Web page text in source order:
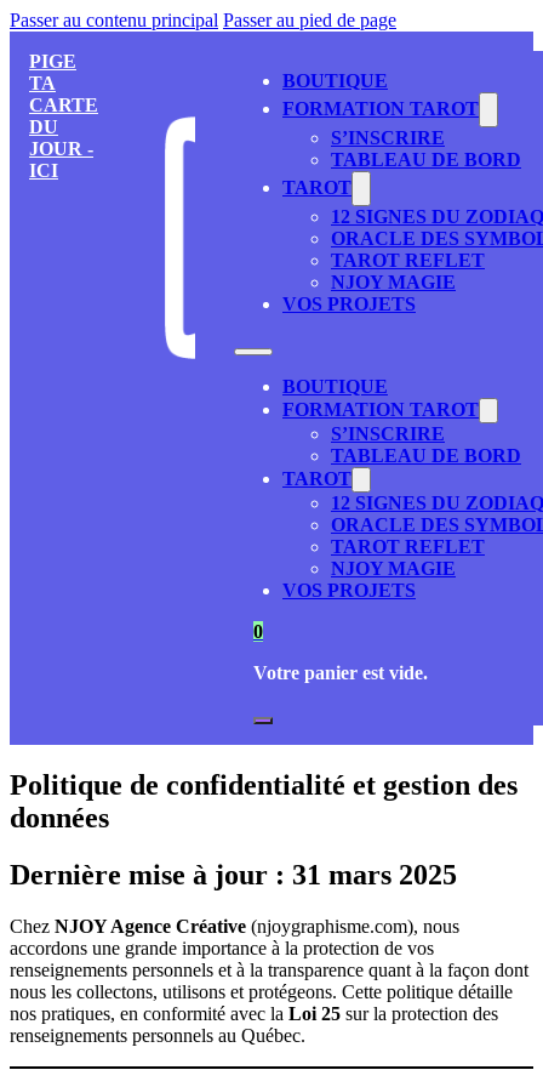
Passer au contenu principal Passer au pied de page
PIGE
TA
CARTE
DU
JOUR -
ICI
BOUTIQUE
FORMATION TAROT
S’INSCRIRE
TABLEAU DE BORD
TAROT
12 SIGNES DU
ORACLE DES
TAROT REFLET
NJOY MAGIE
VOS PROJETS
BOUTIQUE
FORMATION TAROT
S’INSCRIRE
TABLEAU DE BORD
TAROT
12 SIGNES DU
ORACLE DES
TAROT REFLET
NJOY MAGIE
VOS PROJETS
0
Votre panier est vide.
Politique de confidentialité et gestion des
données
Dernière mise à jour : 31 mars 2025
Chez NJOY Agence Créative (njoygraphisme.com), nous
accordons une grande importance à la protection de vos
renseignements personnels et à la transparence quant à la façon dont
nous les collectons, utilisons et protégeons. Cette politique détaille
nos pratiques, en conformité avec la Loi 25 sur la protection des
renseignements personnels au Québec.